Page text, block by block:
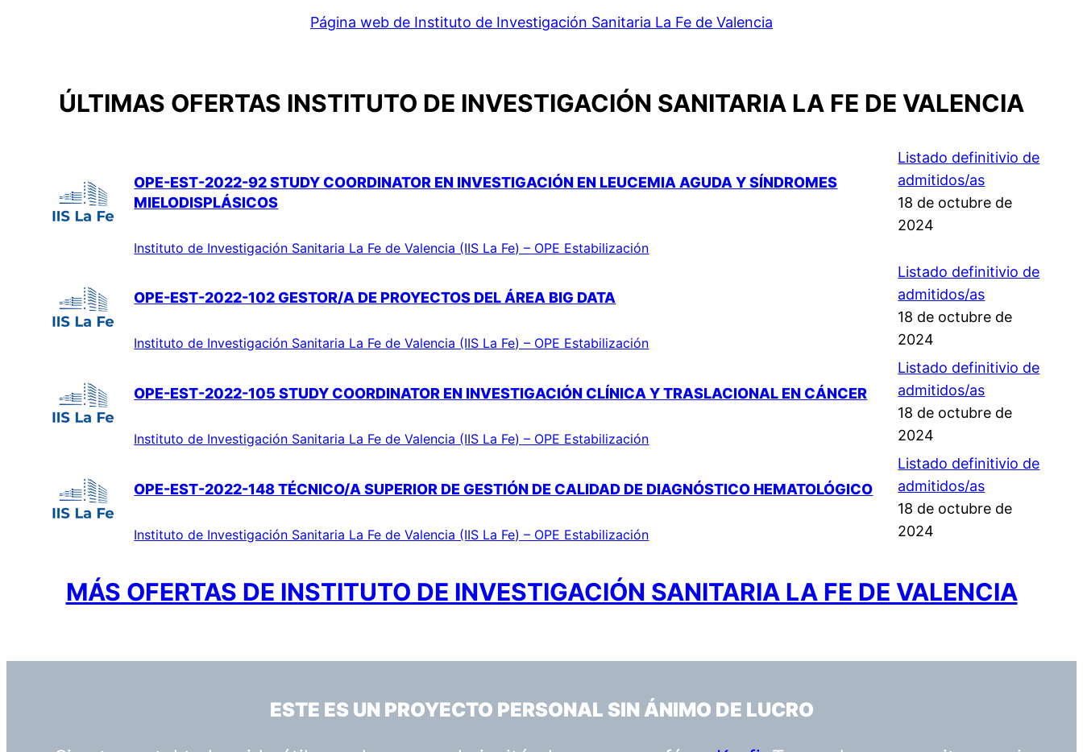
Página web de Instituto de Investigación Sanitaria La Fe de Valencia
ÚLTIMAS OFERTAS INSTITUTO DE INVESTIGACIÓN SANITARIA LA FE DE VALENCIA
OPE-EST-2022-92 STUDY COORDINATOR EN INVESTIGACIÓN EN LEUCEMIA AGUDA Y SÍNDROMES
MIELODISPLÁSICOS
Instituto de Investigación Sanitaria La Fe de Valencia (IIS La Fe) – OPE Estabilización
Listado definitivio de
admitidos/as
18 de octubre de
2024
OPE-EST-2022-102 GESTOR/A DE PROYECTOS DEL ÁREA BIG DATA
Instituto de Investigación Sanitaria La Fe de Valencia (IIS La Fe) – OPE Estabilización
Listado definitivio de
admitidos/as
18 de octubre de
2024
OPE-EST-2022-105 STUDY COORDINATOR EN INVESTIGACIÓN CLÍNICA Y TRASLACIONAL EN CÁNCER
Instituto de Investigación Sanitaria La Fe de Valencia (IIS La Fe) – OPE Estabilización
Listado definitivio de
admitidos/as
18 de octubre de
2024
OPE-EST-2022-148 TÉCNICO/A SUPERIOR DE GESTIÓN DE CALIDAD DE DIAGNÓSTICO HEMATOLÓGICO
Instituto de Investigación Sanitaria La Fe de Valencia (IIS La Fe) – OPE Estabilización
Listado definitivio de
admitidos/as
18 de octubre de
2024
MÁS OFERTAS DE INSTITUTO DE INVESTIGACIÓN SANITARIA LA FE DE VALENCIA
ESTE ES UN PROYECTO PERSONAL SIN ÁNIMO DE LUCRO